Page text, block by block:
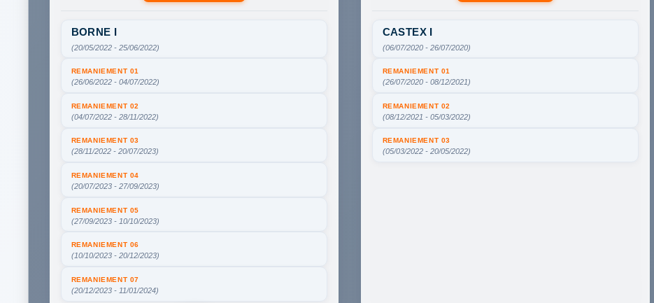
BORNE I
(20/05/2022 - 25/06/2022)
REMANIEMENT 01
(26/06/2022 - 04/07/2022)
REMANIEMENT 02
(04/07/2022 - 28/11/2022)
REMANIEMENT 03
(28/11/2022 - 20/07/2023)
REMANIEMENT 04
(20/07/2023 - 27/09/2023)
REMANIEMENT 05
(27/09/2023 - 10/10/2023)
REMANIEMENT 06
(10/10/2023 - 20/12/2023)
REMANIEMENT 07
(20/12/2023 - 11/01/2024)
CASTEX I
(06/07/2020 - 26/07/2020)
REMANIEMENT 01
(26/07/2020 - 08/12/2021)
REMANIEMENT 02
(08/12/2021 - 05/03/2022)
REMANIEMENT 03
(05/03/2022 - 20/05/2022)